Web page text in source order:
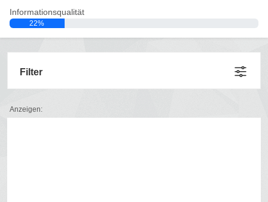
Informationsqualität
22%
Filter
Anzeigen: